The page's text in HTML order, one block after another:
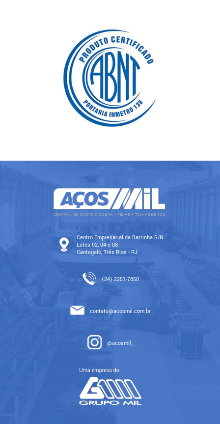
Centro Empresarial da Barrinha S/N
Lotes 02, 04 e 08
Cantagalo, Três Rios - RJ
(24) 2251-7850
contato@acosmil.com.br
@acosmil_